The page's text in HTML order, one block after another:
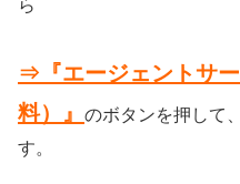
ら
⇒『エージェントサ
料）』
のボタンを押して
す。